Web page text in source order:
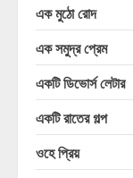
এক মুঠো রোদ
এক সমুদ্র প্রেম
একটি ডিভোর্স লেটার
একটি রাতের গল্প
ওহে প্রিয়